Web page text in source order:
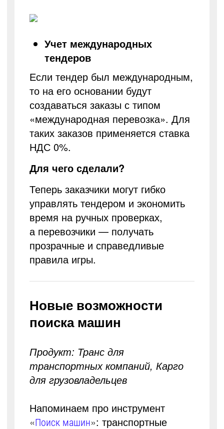
Учет международных
тендеров
Если тендер был международным,
то на его основании будут
создаваться заказы с типом
«международная перевозка». Для
таких заказов применяется ставка
НДС 0%.
Для чего сделали?
Теперь заказчики могут гибко
управлять тендером и экономить
время на ручных проверках,
а перевозчики — получать
прозрачные и справедливые
правила игры.
Новые возможности
поиска машин
Продукт: Транс для
транспортных компаний, Карго
для грузовладельцев
Напоминаем про инструмент
«Поиск машин»: транспортные